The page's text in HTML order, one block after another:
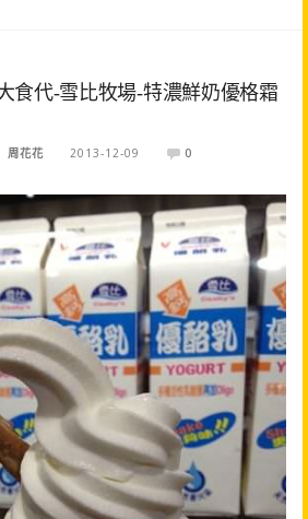
食代-雪比牧場-特濃鮮奶優格霜
周花花 2013-12-09 0